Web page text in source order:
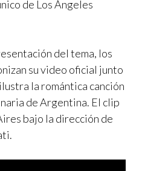
de Los Ángeles
del tema, los
su video oficial junto
la romántica canción
de Argentina. El clip
bajo la dirección de